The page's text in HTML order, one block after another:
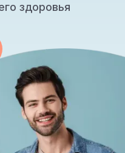
здоровья